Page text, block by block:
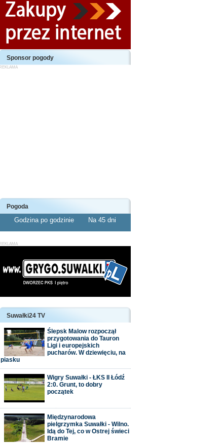
Sponsor pogody
Pogoda
Godzina po godzinie Na 45 dni
Suwałki24 TV
Ślepsk Malow rozpoczął
przygotowania do Tauron
Ligi i europejskich
pucharów. W dziewięciu, na
piasku
Wigry Suwałki - ŁKS II Łódź
2:0. Grunt, to dobry
początek
Międzynarodowa
pielgrzymka Suwałki - Wilno.
Idą do Tej, co w Ostrej świeci
Bramie